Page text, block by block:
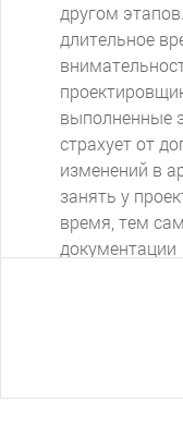
объединению
процессы из
программа
необходимо
проценты
оформит
исключив
большое
другом
длительное
выполненные
страхует от
изменений в
занять у
время, тем
документации